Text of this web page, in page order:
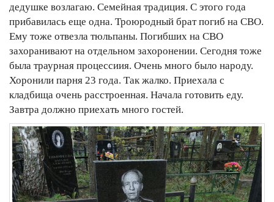
дедушке возлагаю. Семейная традиция. С этого года
прибавилась еще одна. Троюродный брат погиб на СВО.
Ему тоже отвезла тюльпаны. Погибших на СВО
захоранивают на отдельном захоронении. Сегодня тоже
была траурная процессиия. Очень много было народу.
Хоронили парня 23 года. Так жалко. Приехала с
кладбища очень расстроенная. Начала готовить еду.
Завтра должно приехать много гостей.